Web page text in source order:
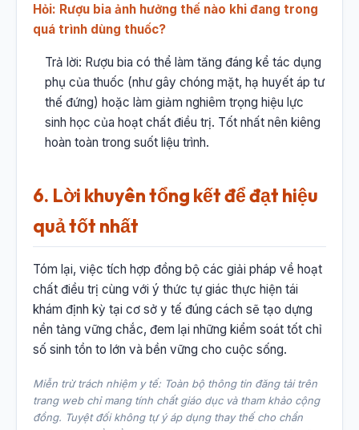
Hỏi: Rượu bia ảnh hưởng thế nào khi đang trong
quá trình dùng thuốc?
Trả lời: Rượu bia có thể làm tăng đáng kể tác dụng
phụ của thuốc (như gây chóng mặt, hạ huyết áp tư
thế đứng) hoặc làm giảm nghiêm trọng hiệu lực
sinh học của hoạt chất điều trị. Tốt nhất nên kiêng
hoàn toàn trong suốt liệu trình.
6. Lời khuyên tổng kết để đạt hiệu
quả tốt nhất
Tóm lại, việc tích hợp đồng bộ các giải pháp về hoạt
chất điều trị cùng với ý thức tự giác thực hiện tái
khám định kỳ tại cơ sở y tế đúng cách sẽ tạo dựng
nền tảng vững chắc, đem lại những kiểm soát tốt chỉ
số sinh tồn to lớn và bền vững cho cuộc sống.
Miễn trừ trách nhiệm y tế: Toàn bộ thông tin đăng tải trên
trang web chỉ mang tính chất giáo dục và tham khảo cộng
đồng. Tuyệt đối không tự ý áp dụng thay thế cho chẩn